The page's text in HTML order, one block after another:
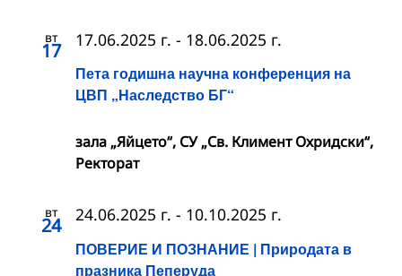
вт
17
Пета годишна научна конференция на
ЦВП „Наследство БГ“
17.06.2025 г. - 18.06.2025 г.
зала „Яйцето“, СУ „Св. Климент Охридски“,
Ректорат
вт
24
ПОВЕРИЕ И ПОЗНАНИЕ | Природата в
празника Пеперуда
24.06.2025 г. - 10.10.2025 г.